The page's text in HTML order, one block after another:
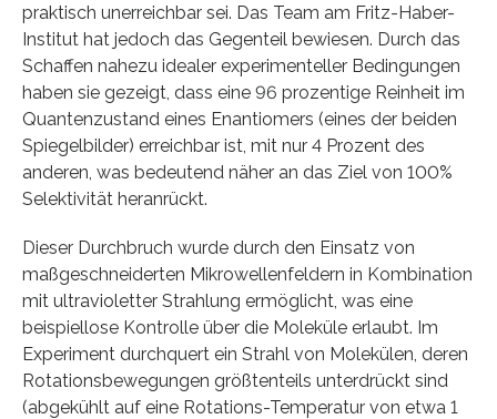
praktisch unerreichbar sei. Das Team am Fritz-Haber-
Institut hat jedoch das Gegenteil bewiesen. Durch das
Schaffen nahezu idealer experimenteller Bedingungen
haben sie gezeigt, dass eine 96 prozentige Reinheit im
Quantenzustand eines Enantiomers (eines der beiden
Spiegelbilder) erreichbar ist, mit nur 4 Prozent des
anderen, was bedeutend näher an das Ziel von 100%
Selektivität heranrückt.
Dieser Durchbruch wurde durch den Einsatz von
maßgeschneiderten Mikrowellenfeldern in Kombination
mit ultravioletter Strahlung ermöglicht, was eine
beispiellose Kontrolle über die Moleküle erlaubt. Im
Experiment durchquert ein Strahl von Molekülen, deren
Rotationsbewegungen größtenteils unterdrückt sind
(abgekühlt auf eine Rotations-Temperatur von etwa 1